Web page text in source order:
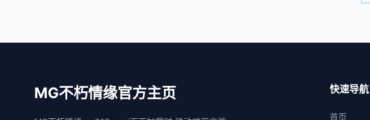
MG不朽情缘官方主页 快速导航
首页